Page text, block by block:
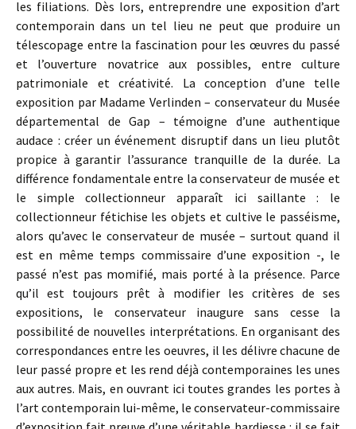
les filiations. Dès lors, entreprendre une exposition d’art
contemporain dans un tel lieu ne peut que produire un
télescopage entre la fascination pour les œuvres du passé
et l’ouverture novatrice aux possibles, entre culture
patrimoniale et créativité. La conception d’une telle
exposition par Madame Verlinden – conservateur du Musée
départemental de Gap – témoigne d’une authentique
audace : créer un événement disruptif dans un lieu plutôt
propice à garantir l’assurance tranquille de la durée. La
différence fondamentale entre la conservateur de musée et
le simple collectionneur apparaît ici saillante : le
collectionneur fétichise les objets et cultive le passéisme,
alors qu’avec le conservateur de musée – surtout quand il
est en même temps commissaire d’une exposition -, le
passé n’est pas momifié, mais porté à la présence. Parce
qu’il est toujours prêt à modifier les critères de ses
expositions, le conservateur inaugure sans cesse la
possibilité de nouvelles interprétations. En organisant des
correspondances entre les oeuvres, il les délivre chacune de
leur passé propre et les rend déjà contemporaines les unes
aux autres. Mais, en ouvrant ici toutes grandes les portes à
l’art contemporain lui-même, le conservateur-commissaire